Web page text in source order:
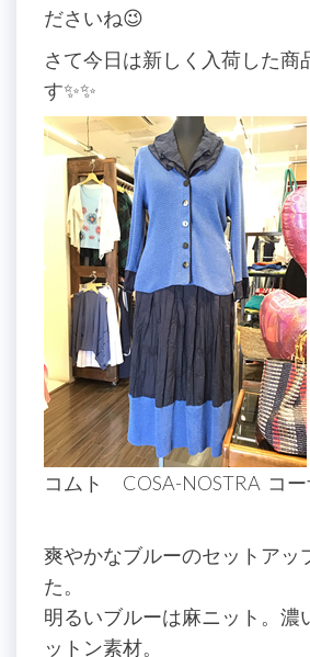
ださいね😉
さて今日は新しく入荷した商
す✨✨
コムト COSA-NOSTRA コー
爽やかなブルーのセットアッ
た。
明るいブルーは麻ニット。濃
ットン素材。